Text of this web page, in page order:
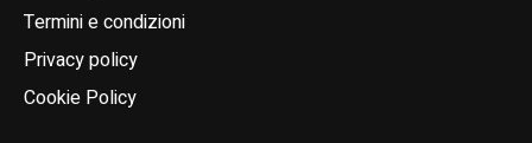
Termini e condizioni
Privacy policy
Cookie Policy